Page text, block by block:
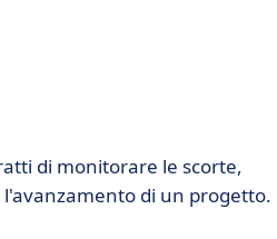
di monitorare le scorte,
di un progetto.